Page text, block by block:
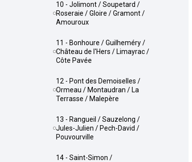
10 - Jolimont / Soupetard /
Roseraie / Gloire / Gramont /
Amouroux
11 - Bonhoure / Guilheméry /
Château de l'Hers / Limayrac /
Côte Pavée
12 - Pont des Demoiselles /
Ormeau / Montaudran / La
Terrasse / Malepère
13 - Rangueil / Sauzelong /
Jules-Julien / Pech-David /
Pouvourville
14 - Saint-Simon /